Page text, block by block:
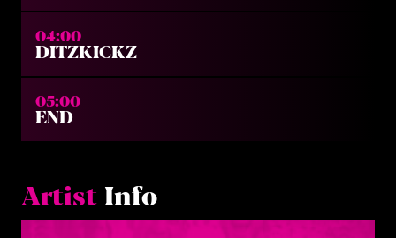
04:00
DITZKICKZ
05:00
END
Artist Info